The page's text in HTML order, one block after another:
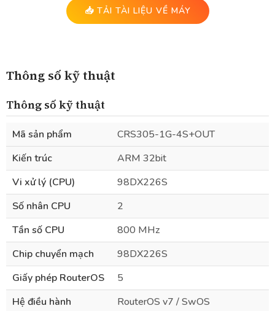
📥 TẢI TÀI LIỆU VỀ MÁY
Thông số kỹ thuật
Thông số kỹ thuật
Mã sản phẩm
CRS305-1G-4S+OUT
Kiến trúc
ARM 32bit
Vi xử lý (CPU)
98DX226S
Số nhân CPU
2
Tần số CPU
800 MHz
Chip chuyển mạch
98DX226S
Giấy phép RouterOS
5
Hệ điều hành
RouterOS v7 / SwOS